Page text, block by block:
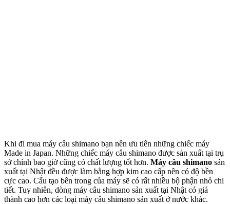
Khi đi mua máy câu shimano bạn nên ưu tiên những chiếc máy
Made in Japan. Những chiếc máy câu shimano được sản xuất tại trụ
sở chính bao giờ cũng có chất lượng tốt hơn. Máy câu shimano sản
xuất tại Nhật đều được làm bằng hợp kim cao cấp nên có độ bền
cực cao. Cấu tạo bên trong của máy sẽ có rất nhiều bộ phận nhỏ chi
tiết. Tuy nhiên, dòng máy câu shimano sản xuất tại Nhật có giá
thành cao hơn các loại máy câu shimano sản xuất ở nước khác.